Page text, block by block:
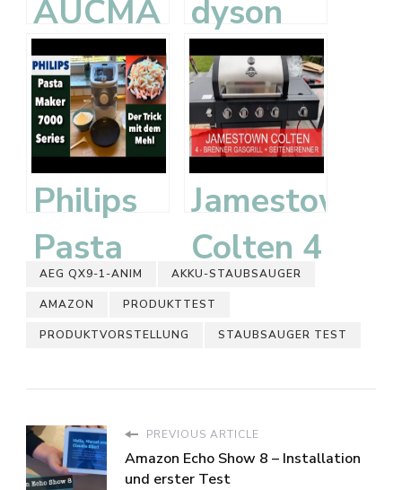
AUCMA
Staubsauger
Test –
kabelloser
Akku-
Staubsauger
by MIC
Typ EV-
691
dyson
v15
detect
absolute
im Test
–
Unboxing
und
erster
Eindruck
Philips
Pasta
Maker
7000
Series –
Der
Jamestown
Colten 4
Gasgrill
Unboxing,
Aufbau
AEG QX9-1-ANIM AKKU-STAUBSAUGER
AMAZON PRODUKTTEST
PRODUKTVORSTELLUNG STAUBSAUGER TEST
PREVIOUS ARTICLE
Amazon Echo Show 8 – Installation
und erster Test